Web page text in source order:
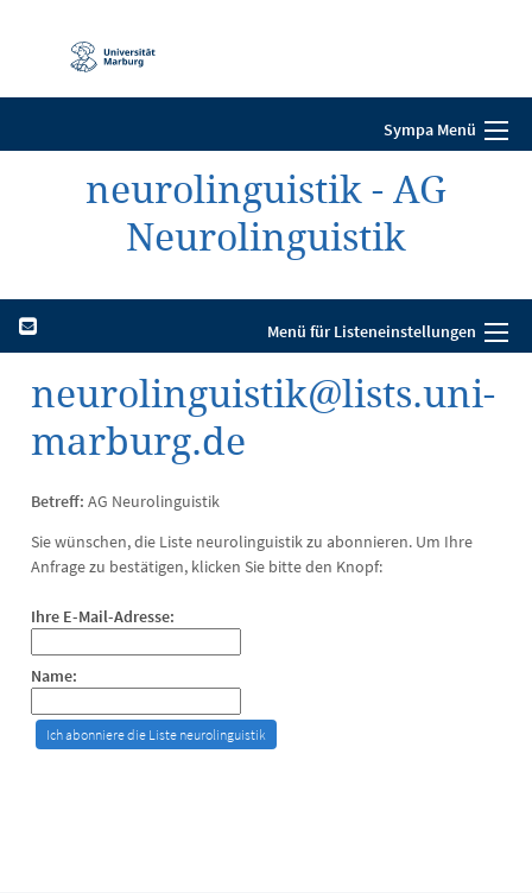
Navigation
Sympa Menü
neurolinguistik - AG
Neurolinguistik
Menü für Listeneinstellungen
neurolinguistik@lists.uni-
marburg.de
Betreff: AG Neurolinguistik
Sie wünschen, die Liste neurolinguistik zu abonnieren. Um Ihre
Anfrage zu bestätigen, klicken Sie bitte den Knopf:
Ihre E-Mail-Adresse:
Name: